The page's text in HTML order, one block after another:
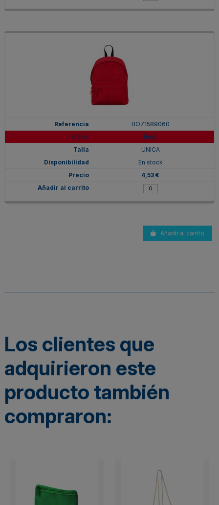
BO71589060
Rojo
UNICA
En stock
4,53 €
Añadir al carrito
Los clientes que
adquirieron este
producto también
compraron: